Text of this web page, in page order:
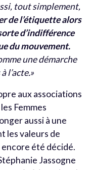
tout simplement,
de l’étiquette alors
d’indifférence
du mouvement.
une démarche
l’acte.»
aux associations
Femmes
aussi à une
les valeurs de
encore été décidé.
Jassogne